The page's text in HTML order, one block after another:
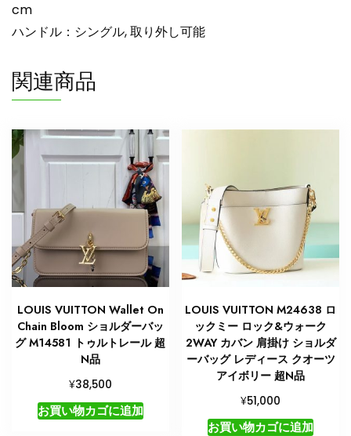
cm
ハンドル：シングル, 取り外し可能
関連商品
LOUIS VUITTON Wallet On
Chain Bloom ショルダーバッ
グ M14581 トゥルトレール 超
N品
¥38,500
お買い物カゴに追加
LOUIS VUITTON M24638 ロ
ックミー ロック&ウォーク
2WAY カバン 肩掛け ショルダ
ーバッグ レディース クオーツ
アイボリー 超N品
¥51,000
お買い物カゴに追加